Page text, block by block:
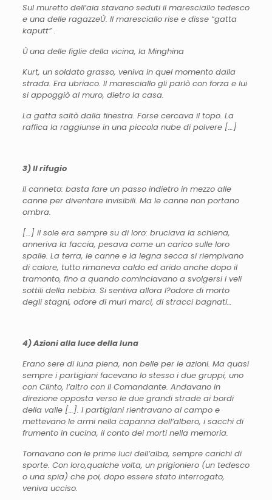
Sul muretto dell’aia stavano seduti il maresciallo tedesco
e una delle ragazzeÙ­. Il maresciallo rise e disse “gatta
kaputt” .
Ù­una delle figlie della vicina, la Minghina
Kurt, un soldato grasso, veniva in quel momento dalla
strada. Era ubriaco. Il maresciallo gli parlò con forza e lui
si appoggiò al muro, dietro la casa.
La gatta saltò dalla finestra. Forse cercava il topo. La
raffica la raggiunse in una piccola nube di polvere […]
3) Il rifugio
Il canneto: basta fare un passo indietro in mezzo alle
canne per diventare invisibili. Ma le canne non portano
ombra.
[…] il sole era sempre su di loro: bruciava la schiena,
anneriva la faccia, pesava come un carico sulle loro
spalle. La terra, le canne e la legna secca si riempivano
di calore, tutto rimaneva caldo ed arido anche dopo il
tramonto, fino a quando cominciavano a svolgersi i veli
sottili della nebbia. Si sentiva allora l?odore di morto
degli stagni, odore di muri marci, di stracci bagnati…
4) Azioni alla luce della luna
Erano sere di luna piena, non belle per le azioni. Ma quasi
sempre i partigiani facevano lo stesso i due gruppi, uno
con Clinto, l’altro con il Comandante. Andavano in
direzione opposta verso le due grandi strade ai bordi
della valle […]. I partigiani rientravano al campo e
mettevano le armi nella capanna dell’albero, i sacchi di
frumento in cucina, il conto dei morti nella memoria.
Tornavano con le prime luci dell’alba, sempre carichi di
sporte. Con loro,qualche volta, un prigioniero (un tedesco
o una spia) che poi, dopo essere stato interrogato,
veniva ucciso.